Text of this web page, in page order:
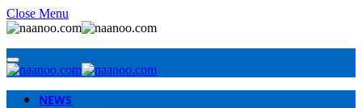
Close Menu
NEWS